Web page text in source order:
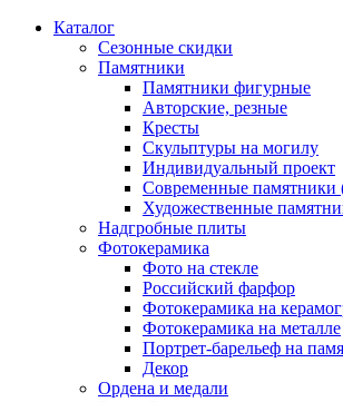
Каталог
Сезонные скидки
Памятники
Памятники фигурные
Авторские, резные
Кресты
Скульптуры на могилу
Индивидуальный проект
Современные памятники
Художественные
Надгробные плиты
Фотокерамика
Фото на стекле
Российский фарфор
Фотокерамика на
Фотокерамика на металле
Портрет-барельеф на
Декор
Ордена и медали